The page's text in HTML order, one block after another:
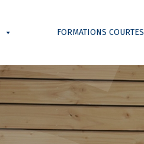
FORMATIONS COURTES